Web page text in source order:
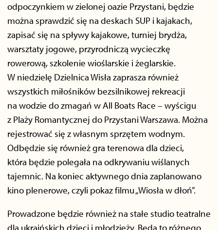
odpoczynkiem w zielonej oazie Przystani, będzie
można sprawdzić się na deskach SUP i kajakach,
zapisać się na spływy kajakowe, turniej brydża,
warsztaty jogowe, przyrodniczą wycieczkę
rowerową, szkolenie wioślarskie i żeglarskie.
W niedzielę Dzielnica Wisła zaprasza również
wszystkich miłośników bezsilnikowej rekreacji
na wodzie do zmagań w All Boats Race – wyścigu
z Plaży Romantycznej do Przystani Warszawa. Można
rejestrować się z własnym sprzętem wodnym.
Odbędzie się również gra terenowa dla dzieci,
która będzie polegała na odkrywaniu wiślanych
tajemnic. Na koniec aktywnego dnia zaplanowano
kino plenerowe, czyli pokaz filmu „Wiosła w dłoń”.
Prowadzone będzie również na stałe studio teatralne